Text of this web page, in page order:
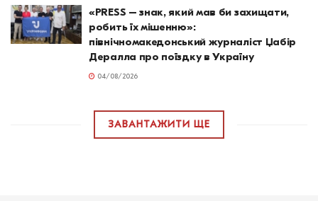
«PRESS – знак, який мав би захищати,
робить їх мішенню»:
північномакедонський журналіст Џабір
Дералла про поїздку в Україну
04/08/2026
ЗАВАНТАЖИТИ ЩЕ